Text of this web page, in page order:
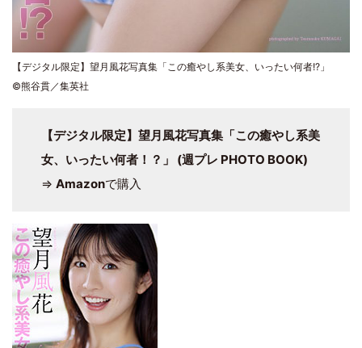
【デジタル限定】望月風花写真集「この癒やし系美女、いったい何者!?」
©熊谷貫／集英社
【デジタル限定】望月風花写真集「この癒やし系美
女、いったい何者！？」 (週プレ PHOTO BOOK)
⇒ Amazonで購入